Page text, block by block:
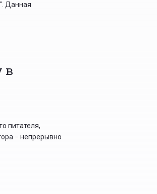
Данная
в
питателя,
− непрерывно